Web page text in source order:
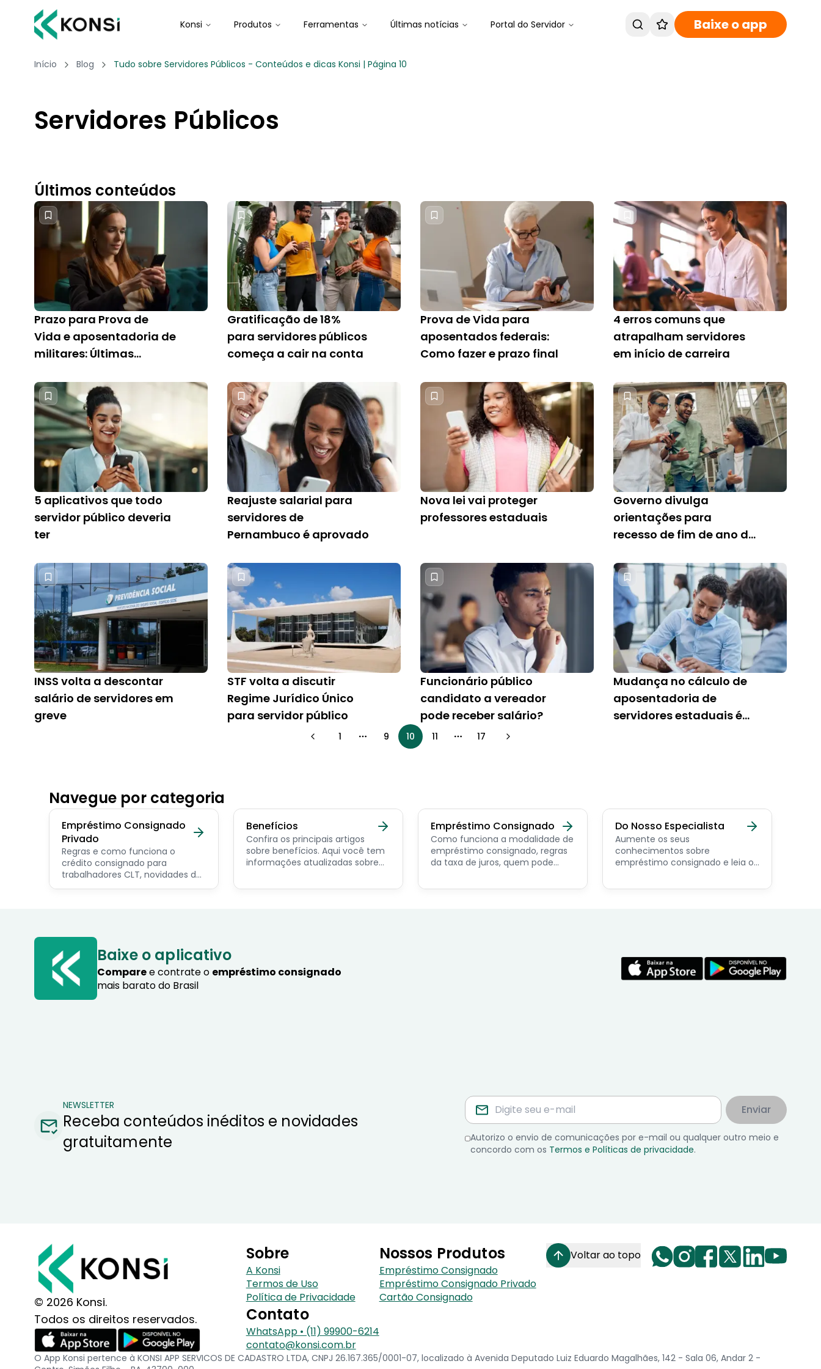
Konsi Produtos Ferramentas Últimas notícias Portal do Servidor Baixe o app
Início Blog Tudo sobre Servidores Públicos - Conteúdos e dicas Konsi | Página 10
Servidores Públicos
Últimos conteúdos
Prazo para Prova de
Vida e aposentadoria de
militares: Últimas
públicos do Piauí
Gratificação de 18%
para servidores públicos
começa a cair na conta
Prova de Vida para
aposentados federais:
Como fazer e prazo final
4 erros comuns que
atrapalham servidores
em início de carreira
5 aplicativos que todo
servidor público deveria
ter
Reajuste salarial para
servidores de
Pernambuco é aprovado
Nova lei vai proteger
professores estaduais
Governo divulga
orientações para
recesso de fim de ano de
INSS volta a descontar
salário de servidores em
greve
STF volta a discutir
Regime Jurídico Único
para servidor público
Funcionário público
candidato a vereador
pode receber salário?
Mudança no cálculo de
aposentadoria de
servidores estaduais é
1 More pages
9 10 11 More pages
17
Navegue por categoria
Empréstimo Consignado
Privado
Regras e como funciona o
crédito consignado para
trabalhadores CLT, novidades do
programa Crédito do
Benefícios
Confira os principais artigos
sobre benefícios. Aqui você tem
informações atualizadas sobre
servidor público, aposentado,
Empréstimo Consignado
Como funciona a modalidade de
empréstimo consignado, regras
da taxa de juros, quem pode
simular online.
Do Nosso Especialista
Aumente os seus
conhecimentos sobre
empréstimo consignado e leia os
economista especialista no
Baixe o aplicativo
Comparee contrate o empréstimo consignado
mais barato do Brasil
NEWSLETTER
Receba conteúdos inéditos e novidades
gratuitamente
Enviar
Autorizo o envio de comunicações por e-mail ou qualquer outro meio e
concordo com os Termos e Políticas de privacidade.
© 2026 Konsi.
Todos os direitos reservados.
Sobre
A Konsi
Termos de Uso
Política de Privacidade
Contato
WhatsApp • (11) 99900-6214
contato@konsi.com.br
Nossos Produtos
Empréstimo Consignado
Empréstimo Consignado Privado
Cartão Consignado
Voltar ao topo
O App Konsi pertence à KONSI APP SERVICOS DE CADASTRO LTDA, CNPJ 26.167.365/0001-07, localizado à Avenida Deputado Luiz Eduardo Magalhães, 142 - Sala 06, Andar 2 -